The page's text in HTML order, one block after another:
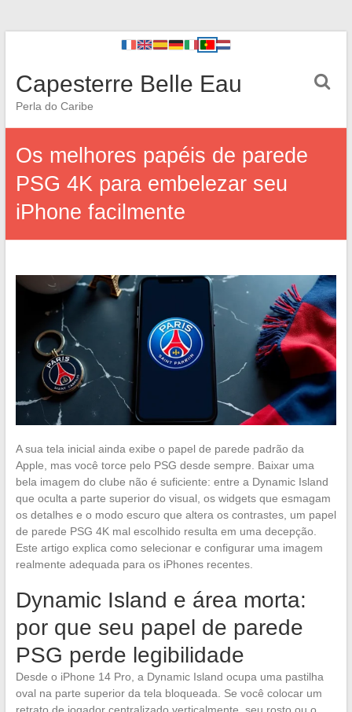
Capesterre Belle Eau
Perla do Caribe
Os melhores papéis de parede
PSG 4K para embelezar seu
iPhone facilmente
A sua tela inicial ainda exibe o papel de parede padrão da
Apple, mas você torce pelo PSG desde sempre. Baixar uma
bela imagem do clube não é suficiente: entre a Dynamic Island
que oculta a parte superior do visual, os widgets que esmagam
os detalhes e o modo escuro que altera os contrastes, um papel
de parede PSG 4K mal escolhido resulta em uma decepção.
Este artigo explica como selecionar e configurar uma imagem
realmente adequada para os iPhones recentes.
Dynamic Island e área morta:
por que seu papel de parede
PSG perde legibilidade
Desde o iPhone 14 Pro, a Dynamic Island ocupa uma pastilha
oval na parte superior da tela bloqueada. Se você colocar um